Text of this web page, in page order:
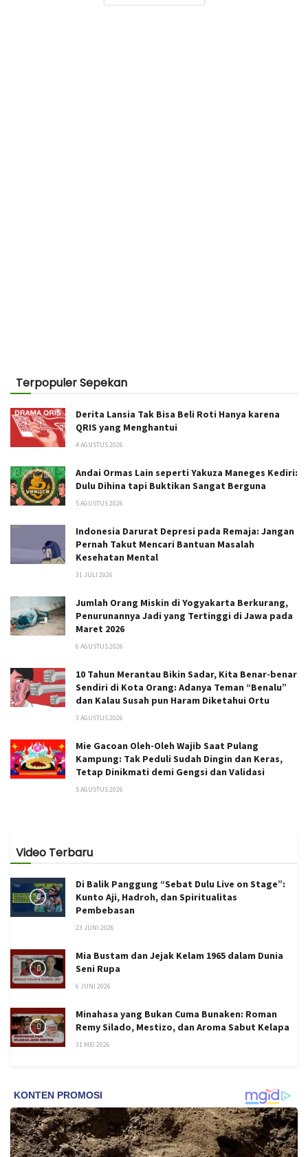
Terpopuler Sepekan
Derita Lansia Tak Bisa Beli Roti Hanya karena
QRIS yang Menghantui
4 AGUSTUS 2026
Andai Ormas Lain seperti Yakuza Maneges Kediri:
Dulu Dihina tapi Buktikan Sangat Berguna
5 AGUSTUS 2026
Indonesia Darurat Depresi pada Remaja: Jangan
Pernah Takut Mencari Bantuan Masalah
Kesehatan Mental
31 JULI 2026
Jumlah Orang Miskin di Yogyakarta Berkurang,
Penurunannya Jadi yang Tertinggi di Jawa pada
Maret 2026
6 AGUSTUS 2026
10 Tahun Merantau Bikin Sadar, Kita Benar-benar
Sendiri di Kota Orang: Adanya Teman “Benalu”
dan Kalau Susah pun Haram Diketahui Ortu
3 AGUSTUS 2026
Mie Gacoan Oleh-Oleh Wajib Saat Pulang
Kampung: Tak Peduli Sudah Dingin dan Keras,
Tetap Dinikmati demi Gengsi dan Validasi
5 AGUSTUS 2026
Video Terbaru
Di Balik Panggung “Sebat Dulu Live on Stage”:
Kunto Aji, Hadroh, dan Spiritualitas
Pembebasan
23 JUNI 2026
Mia Bustam dan Jejak Kelam 1965 dalam Dunia
Seni Rupa
6 JUNI 2026
Minahasa yang Bukan Cuma Bunaken: Roman
Remy Silado, Mestizo, dan Aroma Sabut Kelapa
31 MEI 2026